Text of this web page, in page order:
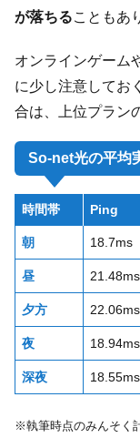
が落ちることもあ
オンラインゲーム
に少し注意してお
合は、上位プラン
So-net光の平均
時間帯 Ping
朝 18.7ms
昼 21.48ms
夕方 22.06ms
夜 18.94ms
深夜 18.55ms
※執筆時点のみんそく